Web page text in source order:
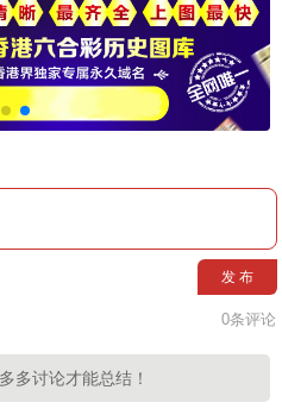
发 布
0条评论
多讨论才能总结！